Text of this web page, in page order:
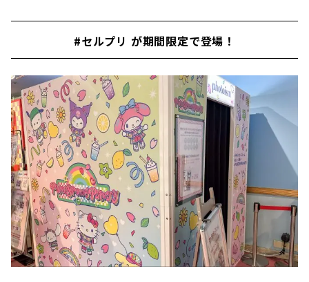
#セルプリ が期間限定で登場！